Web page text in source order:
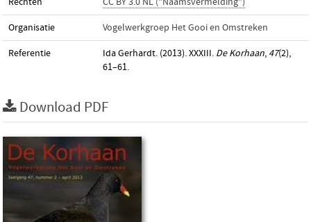
Organisatie Vogelwerkgroep Het Gooi en Omstreken
Referentie Ida Gerhardt. (2013). XXXIII. De Korhaan, 47(2),
61–61.
Download PDF